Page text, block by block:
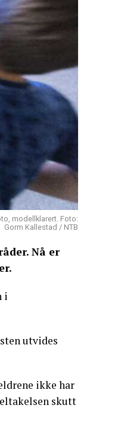
modellklarert. Foto:
Gorm Kallestad / NTB
Nå er
i
utvides
ikke har
skutt